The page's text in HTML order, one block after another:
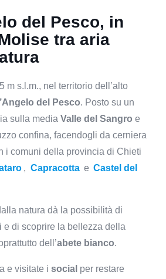
del Pesco, in
tra aria
m s.l.m., nel territorio dell’alto
del Pesco. Posto su un
sulla media Valle del Sangro e
confina, facendogli da cerniera
i comuni della provincia di Chieti
, Capracotta e Castel del
natura dà la possibilità di
e di scoprire la bellezza della
dell’abete bianco.
e visitate i social per restare